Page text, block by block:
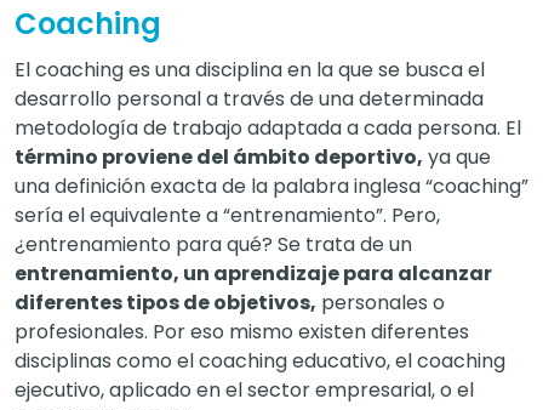
Coaching
El coaching es una disciplina en la que se busca el
desarrollo personal a través de una determinada
metodología de trabajo adaptada a cada persona. El
término proviene del ámbito deportivo, ya que
una definición exacta de la palabra inglesa “coaching”
sería el equivalente a “entrenamiento”. Pero,
¿entrenamiento para qué? Se trata de un
entrenamiento, un aprendizaje para alcanzar
diferentes tipos de objetivos, personales o
profesionales. Por eso mismo existen diferentes
disciplinas como elcoaching educativo, el coaching
ejecutivo, aplicado en el sector empresarial, o el